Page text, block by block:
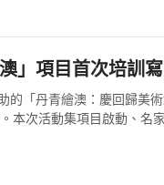
」項目首次培訓
的「丹青繪澳：慶回歸美
本次活動集項目啟動、名